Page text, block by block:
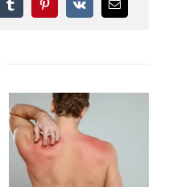
TumblrPinterest
Vk
поща: